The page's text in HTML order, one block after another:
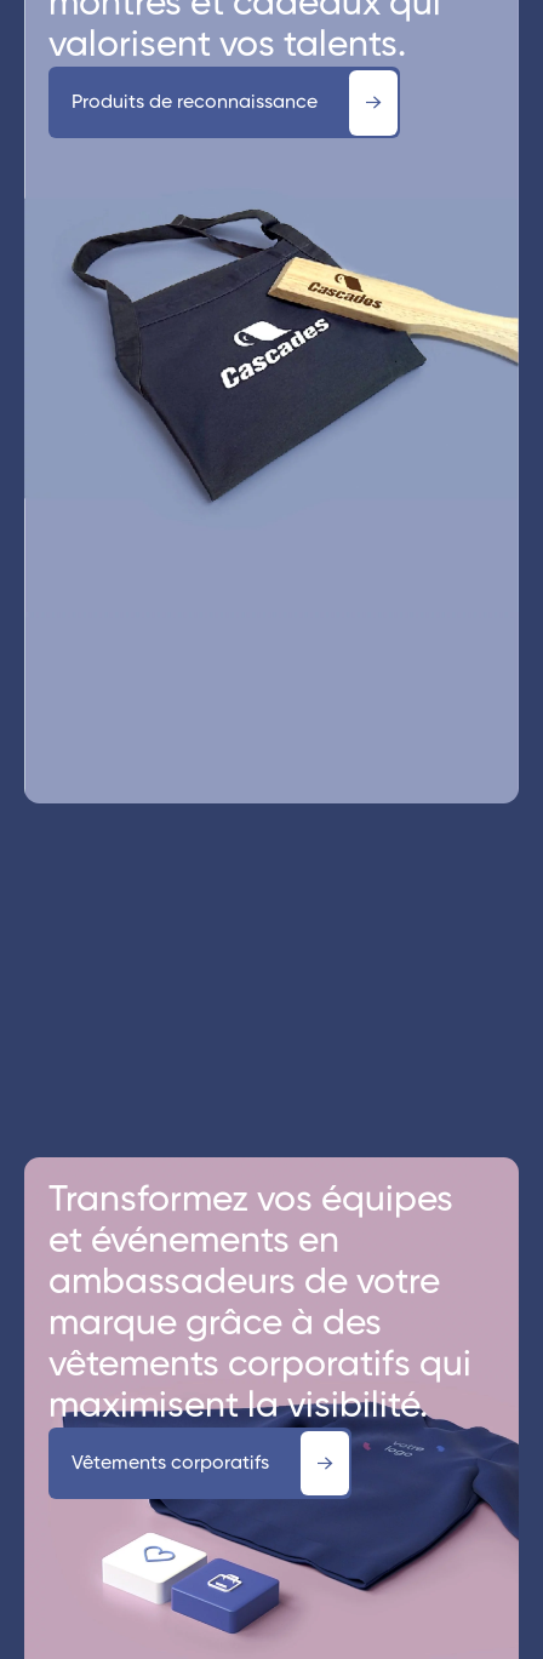
valorisent vos talents.
Produits de reconnaissance
Transformez vos équipes
et événements en
ambassadeurs de votre
marque grâce à des
vêtements corporatifs qui
maximisent la visibilité.
Vêtements corporatifs